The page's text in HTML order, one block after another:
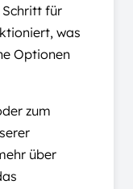
für
was
Optionen
zum
über